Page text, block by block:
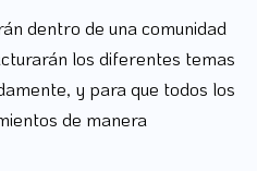
dentro de una comunidad
los diferentes temas
y para que todos los
de manera